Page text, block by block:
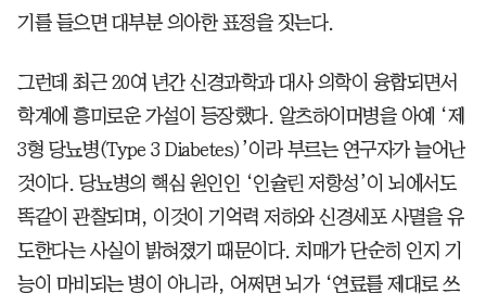
기를 들으면 대부분 의아한 표정을 짓는다.
그런데 최근 20여 년간 신경과학과 대사 의학이 융합되면서
학계에 흥미로운 가설이 등장했다. 알츠하이머병을 아예 ‘제
3형 당뇨병(Type 3 Diabetes)’이라 부르는 연구자가 늘어난
것이다. 당뇨병의 핵심 원인인 ‘인슐린 저항성’이 뇌에서도
똑같이 관찰되며, 이것이 기억력 저하와 신경세포 사멸을 유
도한다는 사실이 밝혀졌기 때문이다. 치매가 단순히 인지 기
능이 마비되는 병이 아니라, 어쩌면 뇌가 ‘연료를 제대로 쓰